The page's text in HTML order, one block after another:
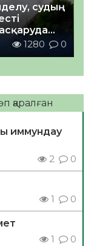
судың
1280 0
қаралған
иммундау
2 0
1 0
1 0